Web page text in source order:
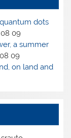
dots
09
a summer
09
on land and